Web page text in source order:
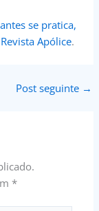
se pratica,
Revista Apólice.
Post seguinte →
*